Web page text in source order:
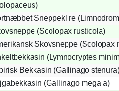
Sneppeklire
(Scolopax rusticola)
Skovsneppe (Scolopax
(Lymnocryptes
Bekkasin (Gallinago stenura)
(Gallinago megala)